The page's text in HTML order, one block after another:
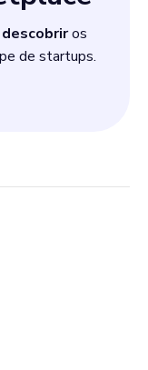
descobriros
de startups.